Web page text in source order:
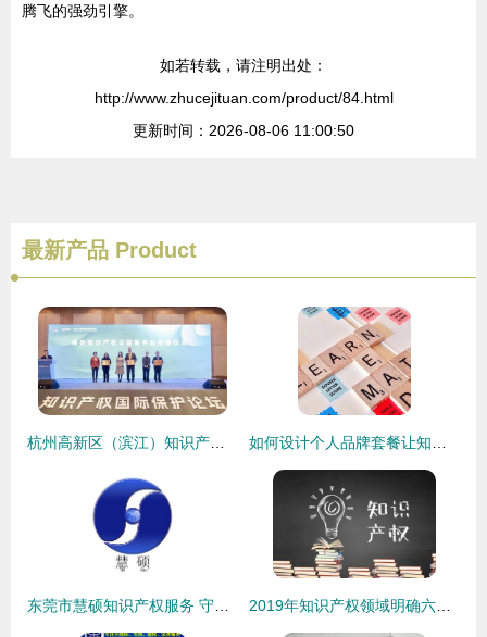
腾飞的强劲引擎。
如若转载，请注明出处：
http://www.zhucejituan.com/product/84.html
更新时间：2026-08-06 11:00:50
最新产品 Product